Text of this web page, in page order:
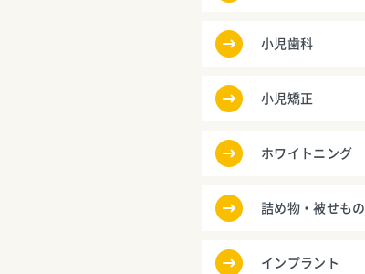
小児歯科
小児矯正
ホワイトニング
詰め物・被せもの
インプラント